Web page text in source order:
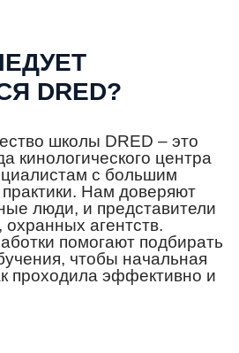
DRED?
школы DRED – это
кинологического центра
с большим
Нам доверяют
люди, и представители
охранных агентств.
помогают подбирать
чтобы начальная
проходила эффективно и